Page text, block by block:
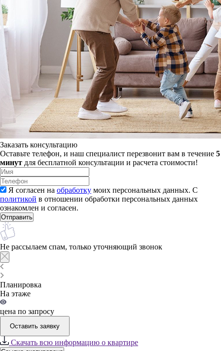
Заказать консультацию
Оставьте телефон, и наш специалист перезвонит вам в течение 5
минут для бесплатной консультации и расчета стоимости!
Я согласен на обработку моих персональных данных. С
политикой в отношении обработки персональных данных
ознакомлен и согласен.
Не рассылаем спам, только уточняющий звонок
Планировка
На этаже
цена по запросу
Оставить заявку
Скачать всю информацию о квартире